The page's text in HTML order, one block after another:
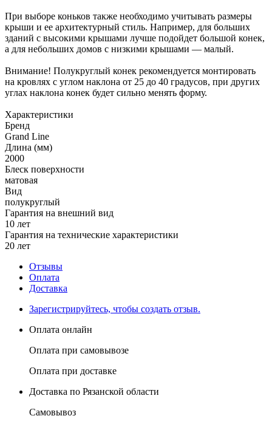
При выборе коньков также необходимо учитывать размеры
крыши и ее архитектурный стиль. Например, для больших
зданий с высокими крышами лучше подойдет большой конек,
а для небольших домов с низкими крышами — малый.
Внимание! Полукруглый конек рекомендуется монтировать
на кровлях с углом наклона от 25 до 40 градусов, при других
углах наклона конек будет сильно менять форму.
Характеристики
Бренд
Grand Line
Длина (мм)
2000
Блеск поверхности
матовая
Вид
полукруглый
Гарантия на внешний вид
10 лет
Гарантия на технические характеристики
20 лет
Отзывы
Оплата
Доставка
Зарегистрируйтесь, чтобы создать отзыв.
Оплата онлайн
Оплата при самовывозе
Оплата при доставке
Доставка по Рязанской области
Самовывоз